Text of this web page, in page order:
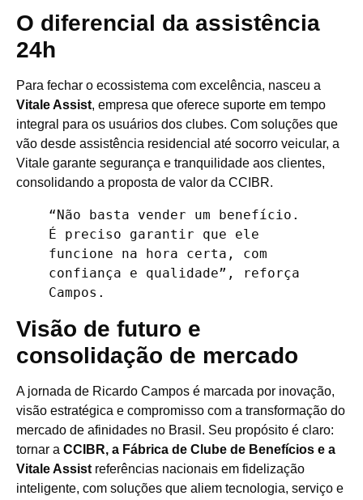
O diferencial da assistência
24h
Para fechar o ecossistema com excelência, nasceu a
Vitale Assist, empresa que oferece suporte em tempo
integral para os usuários dos clubes. Com soluções que
vão desde assistência residencial até socorro veicular, a
Vitale garante segurança e tranquilidade aos clientes,
consolidando a proposta de valor da CCIBR.
“Não basta vender um benefício.
É preciso garantir que ele
funcione na hora certa, com
confiança e qualidade”, reforça
Campos.
Visão de futuro e
consolidação de mercado
A jornada de Ricardo Campos é marcada por inovação,
visão estratégica e compromisso com a transformação do
mercado de afinidades no Brasil. Seu propósito é claro:
tornar a CCIBR, a Fábrica de Clube de Benefícios e a
Vitale Assist referências nacionais em fidelização
inteligente, com soluções que aliem tecnologia, serviço e